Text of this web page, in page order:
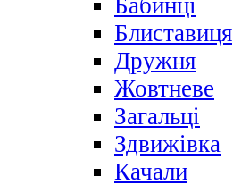
Бабинці
Блиставиця
Дружня
Жовтневе
Загальці
Здвижівка
Качали